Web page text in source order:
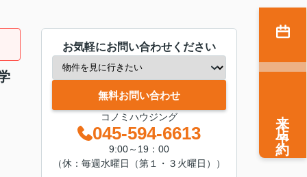
お気軽にお問い合わせください
無料お問い合わせ
コノミハウジング
045-594-6613
9:00～19：00
（休：毎週水曜日（第１・３火曜日））
来店予約